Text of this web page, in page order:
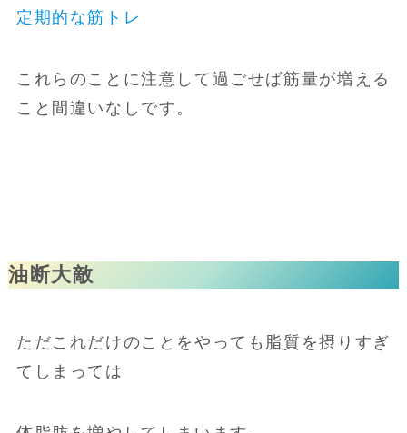
定期的な筋トレ
これらのことに注意して過ごせば筋量が増える
こと間違いなしです。
油断大敵
ただこれだけのことをやっても脂質を摂りすぎ
てしまっては